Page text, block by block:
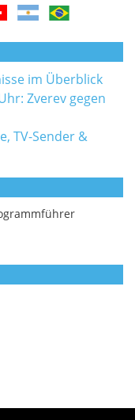
im Überblick
Zverev gegen
TV-Sender &